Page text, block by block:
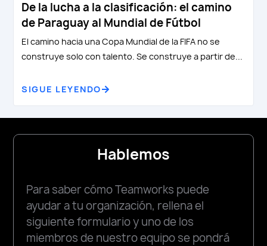
De la lucha a la clasificación: el camino
de Paraguay al Mundial de Fútbol
El camino hacia una Copa Mundial de la FIFA no se
construye solo con talento. Se construye a partir de...
SIGUE LEYENDO
Hablemos
Para saber cómo Teamworks puede
ayudar a tu organización, rellena el
siguiente formulario y uno de los
miembros de nuestro equipo se pondrá